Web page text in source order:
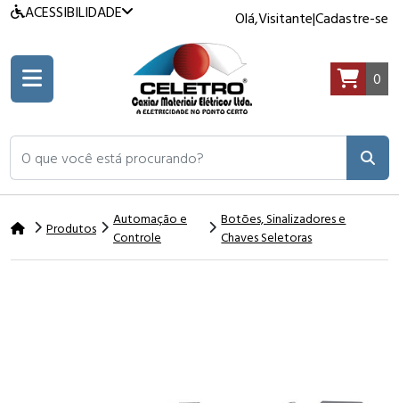
ACESSIBILIDADE Olá,Visitante|Cadastre-se
O que você está procurando?
0
Produtos
Automação e
Controle
Botões, Sinalizadores e
Chaves Seletoras